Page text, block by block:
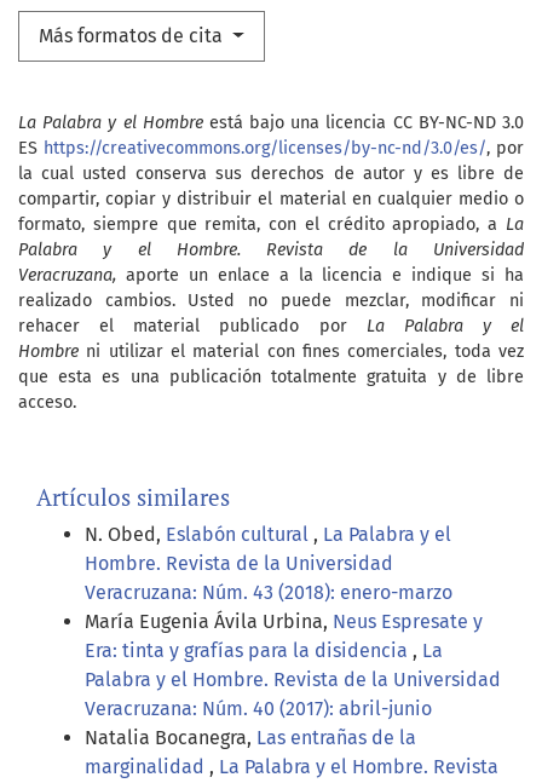
Más formatos de cita
La Palabra y el Hombreestá bajo una licencia CC BY-NC-ND 3.0
ES https://creativecommons.org/licenses/by-nc-nd/3.0/es/, por
la cual usted conserva sus derechos de autor y es libre de
compartir, copiar y distribuir el material en cualquier medio o
formato, siempre que remita, con el crédito apropiado, a La
Palabra y el Hombre. Revista de la Universidad
Veracruzana, aporte un enlace a la licencia e indique si ha
realizado cambios. Usted no puede mezclar, modificar ni
rehacer el material publicado por La Palabra y el
Hombre ni utilizar el material con fines comerciales, toda vez
que esta es una publicación totalmente gratuita y de libre
acceso.
Artículos similares
N. Obed, Eslabón cultural , La Palabra y el
Hombre. Revista de la Universidad
Veracruzana: Núm. 43 (2018): enero-marzo
María Eugenia Ávila Urbina, Neus Espresate y
Era: tinta y grafías para la disidencia , La
Palabra y el Hombre. Revista de la Universidad
Veracruzana: Núm. 40 (2017): abril-junio
Natalia Bocanegra, Las entrañas de la
marginalidad , La Palabra y el Hombre. Revista